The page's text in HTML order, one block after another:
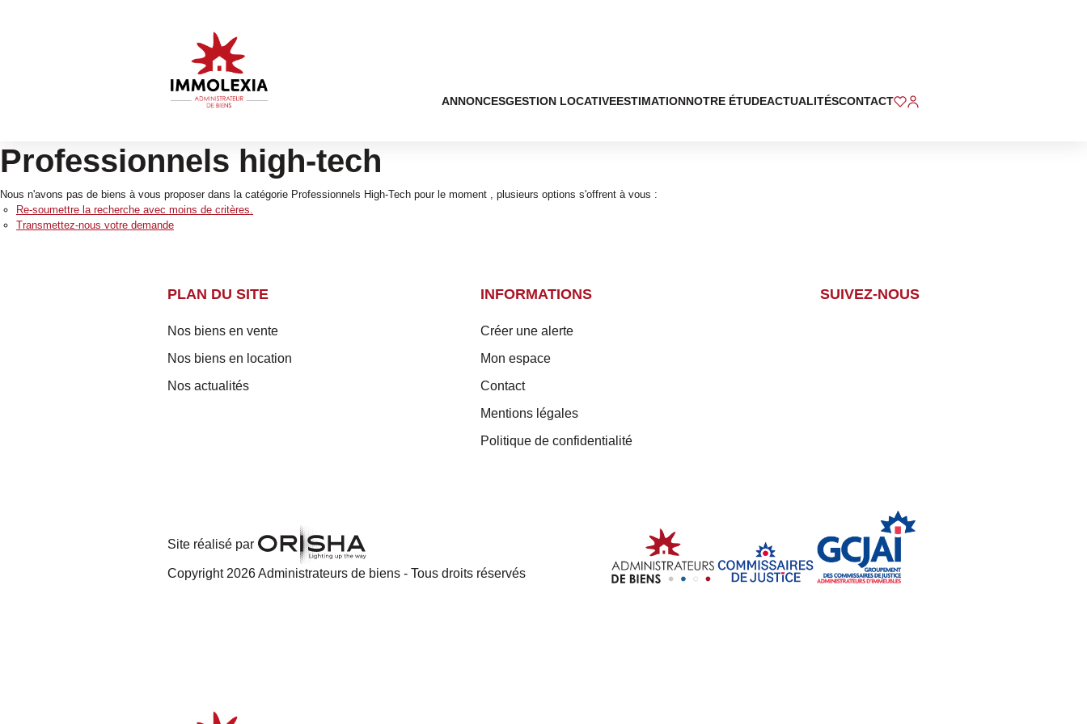
ANNONCESGESTION LOCATIVEESTIMATIONNOTRE ÉTUDEACTUALITÉSCONTACT
Professionnels high-tech
Nous n'avons pas de biens à vous proposer dans la catégorie Professionnels High-Tech pour le moment , plusieurs options s'offrent à vous :
Re-soumettre la recherche avec moins de critères.
Transmettez-nous votre demande
PLAN DU SITE
Nos biens en vente
Nos biens en location
Nos actualités
INFORMATIONS
Créer une alerte
Mon espace
Contact
Mentions légales
Politique de confidentialité
SUIVEZ-NOUS
Site réalisé par
Copyright 2026 Administrateurs de biens - Tous droits réservés